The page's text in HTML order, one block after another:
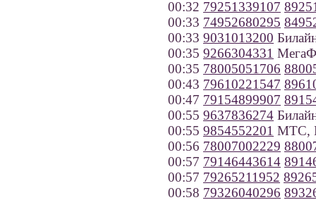
00:32 79251339107
00:33 74952680295
00:33 9031013200
00:35 9266304331
00:35 78005051706
00:43 79610221547
00:47 79154899907
00:55 9637836274
00:55 9854552201 МТС,
00:56 78007002229
00:57 79146443614
00:57 79265211952
00:58 79326040296